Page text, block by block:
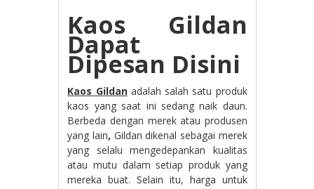
Kaos Gildan
Dapat
Dipesan Disini
Kaos Gildanadalah salah satu produk
kaos yang saat ini sedang naik daun.
Berbeda dengan merek atau produsen
yang lain, Gildan dikenal sebagai merek
yang selalu mengedepankan kualitas
atau mutu dalam setiap produk yang
mereka buat. Selain itu, harga untuk